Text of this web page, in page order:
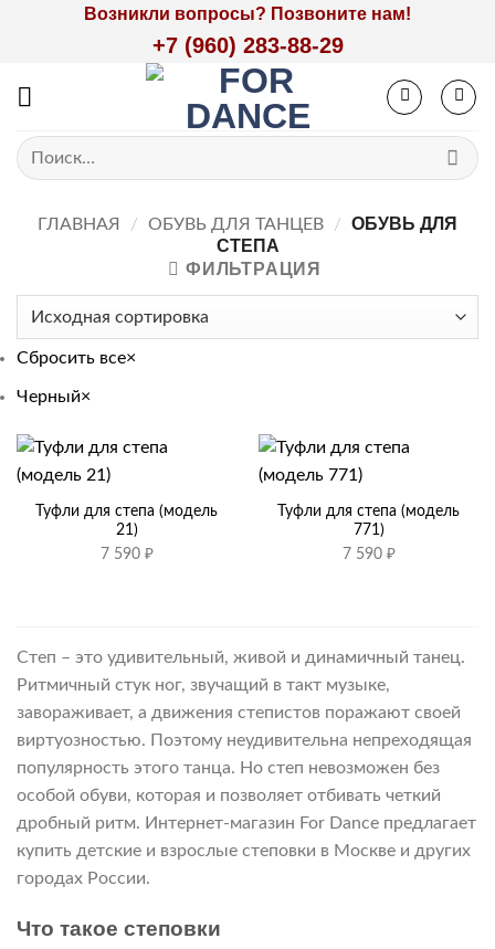
Возникли вопросы? Позвоните нам!
+7 (960) 283-88-29
Искать:
ГЛАВНАЯ / ОБУВЬ ДЛЯ ТАНЦЕВ /
ОБУВЬ ДЛЯ
СТЕПА
ФИЛЬТРАЦИЯ
Сбросить все×
Черный×
Туфли для степа (модель
21)
7 590 ₽
Туфли для степа (модель
771)
7 590 ₽
Степ – это удивительный, живой и динамичный танец.
Ритмичный стук ног, звучащий в такт музыке,
завораживает, а движения степистов поражают своей
виртуозностью. Поэтому неудивительна непреходящая
популярность этого танца. Но степ невозможен без
особой обуви, которая и позволяет отбивать четкий
дробный ритм. Интернет-магазин For Dance предлагает
купить детские и взрослые степовки в Москве и других
городах России.
Что такое степовки